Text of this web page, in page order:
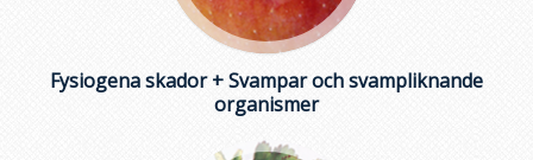
Fysiogena skador + Svampar och svampliknande
organismer